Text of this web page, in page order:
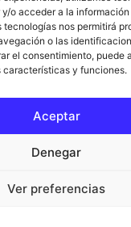
o acceder a la
nos permitirá
o las
el consentimiento, puede
y funciones.
Aceptar
Denegar
Ver preferencias